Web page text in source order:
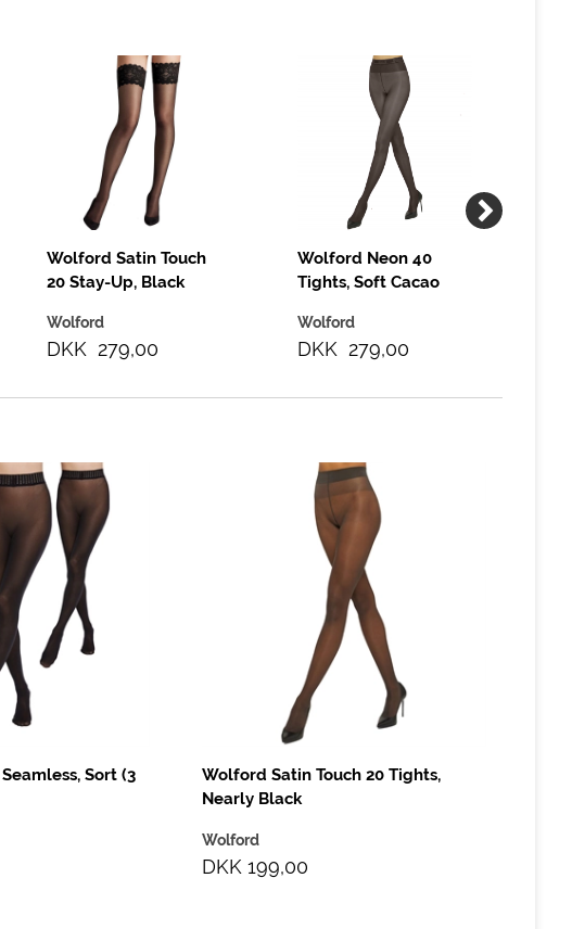
Wolford Satin Touch
20 Stay-Up, Black
Wolford
DKK 279,00
Wolford Neon 40
Tights, Soft Cacao
Wolford
DKK 279,00
Sort (3
Wolford Satin Touch 20 Tights,
Nearly Black
Wolford
DKK 199,00